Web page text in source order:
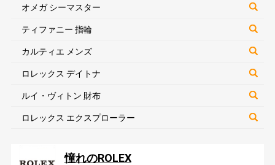
オメガ シーマスター
ティファニー 指輪
カルティエ メンズ
ロレックス デイトナ
ルイ・ヴィトン 財布
ロレックス エクスプローラー
憧れのROLEX